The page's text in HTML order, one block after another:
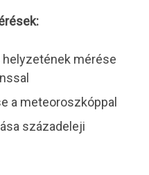
mérése
a meteoroszkóppal
századeleji